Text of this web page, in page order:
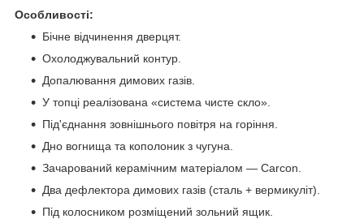
Особливості:
Бічне відчинення дверцят.
Охолоджувальний контур.
Допалювання димових газів.
У топці реалізована «система чисте скло».
Під'єднання зовнішнього повітря на горіння.
Дно вогнища та кополоник з чугуна.
Зачарований керамічним матеріалом — Carcon.
Два дефлектора димових газів (сталь + вермикуліт).
Під колосником розміщений зольний ящик.